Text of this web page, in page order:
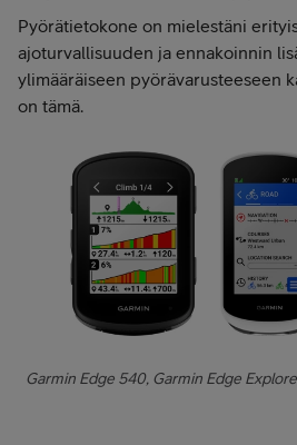
Pyörätietokone on mielestäni
ajoturvallisuuden ja ennakoinnin
ylimääräiseen pyörävarusteeseen
on tämä.
Garmin Edge 540, Garmin Edge